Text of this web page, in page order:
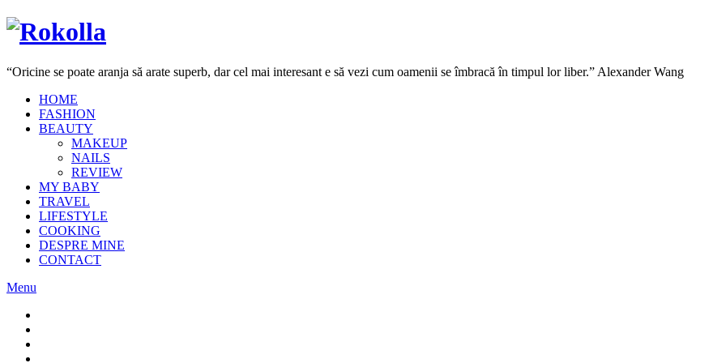
“Oricine se poate aranja să arate superb, dar cel mai interesant e să vezi cum oamenii se îmbracă în timpul lor liber.” Alexander Wang
HOME
FASHION
BEAUTY
MAKEUP
NAILS
REVIEW
MY BABY
TRAVEL
LIFESTYLE
COOKING
DESPRE MINE
CONTACT
Menu